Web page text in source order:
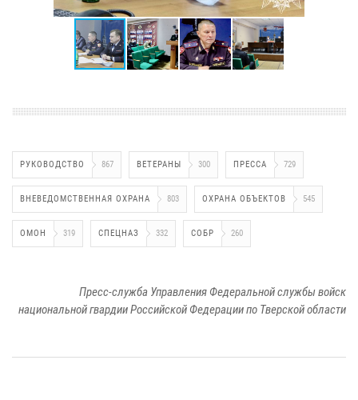
РУКОВОДСТВО 867 ВЕТЕРАНЫ 300 ПРЕССА 729
ВНЕВЕДОМСТВЕННАЯ ОХРАНА 803 ОХРАНА ОБЪЕКТОВ 545
ОМОН 319 СПЕЦНАЗ 332 СОБР 260
Пресс-служба Управления Федеральной службы войск
национальной гвардии Российской Федерации по Тверской области